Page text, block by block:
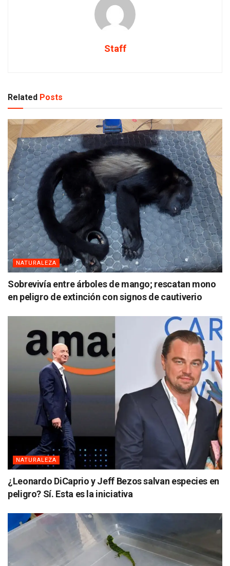
Staff
Related Posts
NATURALEZA
Sobrevivía entre árboles de mango; rescatan mono
en peligro de extinción con signos de cautiverio
NATURALEZA
¿Leonardo DiCaprio y Jeff Bezos salvan especies en
peligro? Sí. Esta es la iniciativa